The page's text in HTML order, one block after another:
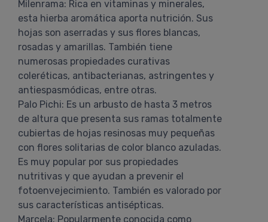
Milenrama: Rica en vitaminas y minerales,
esta hierba aromática aporta nutrición. Sus
hojas son aserradas y sus flores blancas,
rosadas y amarillas. También tiene
numerosas propiedades curativas
coleréticas, antibacterianas, astringentes y
antiespasmódicas, entre otras.
Palo Pichi: Es un arbusto de hasta 3 metros
de altura que presenta sus ramas totalmente
cubiertas de hojas resinosas muy pequeñas
con flores solitarias de color blanco azuladas.
Es muy popular por sus propiedades
nutritivas y que ayudan a prevenir el
fotoenvejecimiento. También es valorado por
sus características antisépticas.
Marcela: Popularmente conocida como